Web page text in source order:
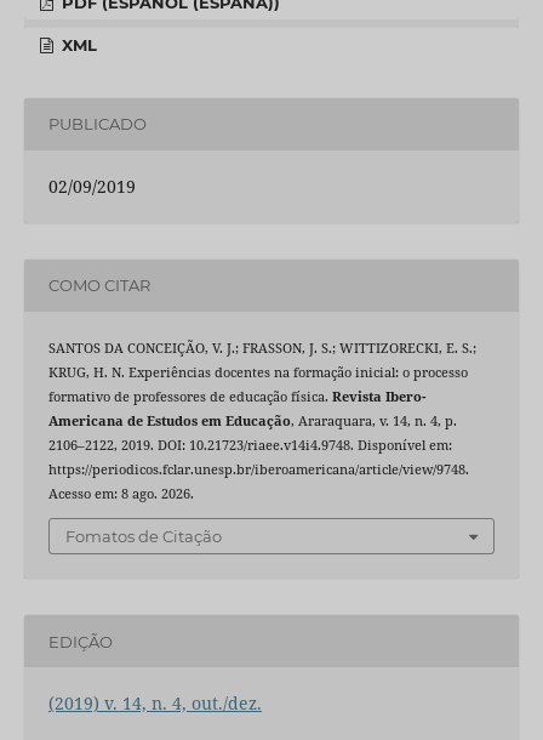
XML
PUBLICADO
02/09/2019
COMO CITAR
SANTOS DA CONCEIÇÃO, V. J.; FRASSON, J. S.; WITTIZORECKI, E. S.;
KRUG, H. N. Experiências docentes na formação inicial: o processo
formativo de professores de educação física. Revista Ibero-
Americana de Estudos em Educação, Araraquara, v. 14, n. 4, p.
2106–2122, 2019. DOI: 10.21723/riaee.v14i4.9748. Disponível em:
https://periodicos.fclar.unesp.br/iberoamericana/article/view/9748.
Acesso em: 8 ago. 2026.
Fomatos de Citação
EDIÇÃO
(2019) v. 14, n. 4, out./dez.